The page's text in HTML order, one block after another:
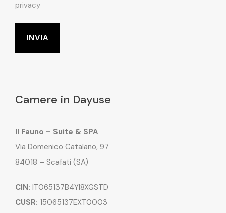
privacy
Camere in Dayuse
Il Fauno – Suite & SPA
Via Domenico Catalano, 97
84018 – Scafati (SA)
CIN: IT065137B4YI8XGSTD
CUSR: 15065137EXT0003